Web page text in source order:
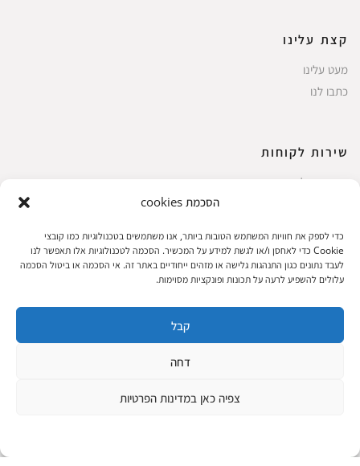
הסכמת cookies
כדי לספק את חוויות המשתמש הטובות ביותר, אנו משתמשים בטכנולוגיות כמו קובצי
Cookie כדי לאחסן ו/או לגשת למידע על המכשיר. הסכמה לטכנולוגיות אלו תאפשר לנו
לעבד נתונים כגון התנהגות גלישה או מזהים ייחודיים באתר זה. אי הסכמה או ביטול הסכמה
עלולים להשפיע לרעה על תכונות ופונקציות מסוימות.
קבל
דחה
צפיה כאן במדינות הפרטיות
קצת עלינו
מעט עלינו
כתבו לנו
שירות לקוחות
החשבון שלי
עגלת קניות
תקנון אתר